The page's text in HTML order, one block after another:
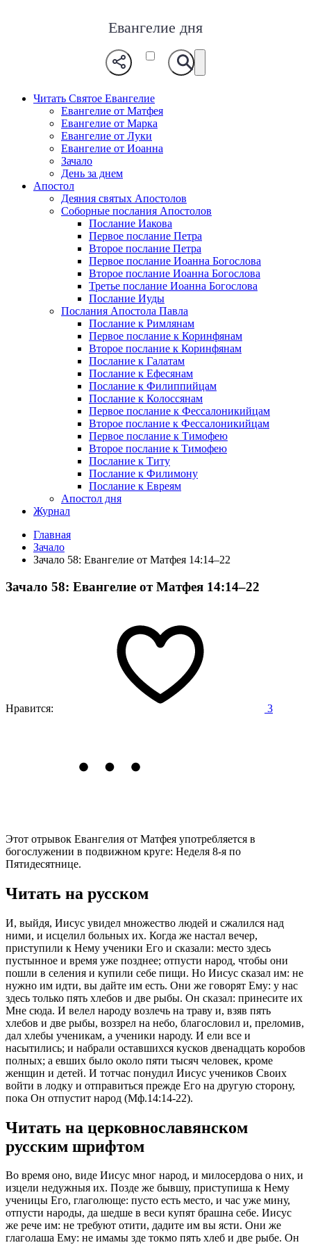
Евангелие дня
Читать Святое Евангелие
Евангелие от Матфея
Евангелие от Марка
Евангелие от Луки
Евангелие от Иоанна
Зачало
День за днем
Апостол
Деяния святых Апостолов
Соборные послания Апостолов
Послание Иакова
Первое послание Петра
Второе послание Петра
Первое послание Иоанна Богослова
Второе послание Иоанна Богослова
Третье послание Иоанна Богослова
Послание Иуды
Послания Апостола Павла
Послание к Римлянам
Первое послание к Коринфянам
Второе послание к Коринфянам
Послание к Галатам
Послание к Ефесянам
Послание к Филиппийцам
Послание к Колоссянам
Первое послание к Фессалоникийцам
Второе послание к Фессалоникийцам
Первое послание к Тимофею
Второе послание к Тимофею
Послание к Титу
Послание к Филимону
Послание к Евреям
Апостол дня
Журнал
Главная
Зачало
Зачало 58: Евангелие от Матфея 14:14–22
Зачало 58: Евангелие от Матфея 14:14–22
Нравится: 3
Этот отрывок Евангелия от Матфея употребляется в
богослужении в подвижном круге: Неделя 8-я по
Пятидесятнице.
Читать на русском
И, выйдя, Иисус увидел множество людей и сжалился над
ними, и исцелил больных их. Когда же настал вечер,
приступили к Нему ученики Его и сказали: место здесь
пустынное и время уже позднее; отпусти народ, чтобы они
пошли в селения и купили себе пищи. Но Иисус сказал им: не
нужно им идти, вы дайте им есть. Они же говорят Ему: у нас
здесь только пять хлебов и две рыбы. Он сказал: принесите их
Мне сюда. И велел народу возлечь на траву и, взяв пять
хлебов и две рыбы, воззрел на небо, благословил и, преломив,
дал хлебы ученикам, а ученики народу. И ели все и
насытились; и набрали оставшихся кусков двенадцать коробов
полных; а евших было около пяти тысяч человек, кроме
женщин и детей. И тотчас понудил Иисус учеников Своих
войти в лодку и отправиться прежде Его на другую сторону,
пока Он отпустит народ (Мф.14:14-22).
Читать на церковнославянском
русским шрифтом
Во время оно, виде Иисус мног народ, и милосердова о них, и
изцели недужныя их. Позде же бывшу, приступиша к Нему
ученицы Его, глаголюще: пусто есть место, и час уже мину,
отпусти народы, да шедше в веси купят брашна себе. Иисус
же рече им: не требуют отити, дадите им вы ясти. Они же
глаголаша Ему: не имамы зде токмо пять хлеб и две рыбе. Он